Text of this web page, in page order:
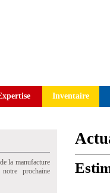
Inventaire
la manufacture
prochaine